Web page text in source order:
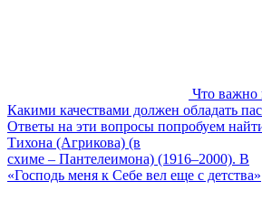
Что важно
Какими качествами должен обладать
Ответы на эти вопросы попробуем
Тихона (Агрикова) (в
схиме – Пантелеимона) (1916–2000). В
«Господь меня к Себе вел еще с детства»